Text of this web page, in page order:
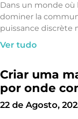
Dans un monde où
dominer la
puissance discrète
Ver tudo
Criar uma
por onde
22 de Agosto,